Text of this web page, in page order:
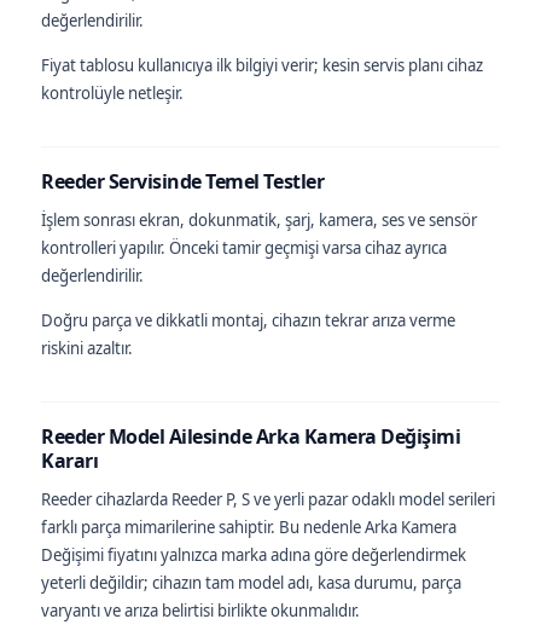
değerlendirilir.
Fiyat tablosu kullanıcıya ilk bilgiyi verir; kesin servis planı cihaz
kontrolüyle netleşir.
Reeder Servisinde Temel Testler
İşlem sonrası ekran, dokunmatik, şarj, kamera, ses ve sensör
kontrolleri yapılır. Önceki tamir geçmişi varsa cihaz ayrıca
değerlendirilir.
Doğru parça ve dikkatli montaj, cihazın tekrar arıza verme
riskini azaltır.
Reeder Model Ailesinde Arka Kamera Değişimi
Kararı
Reeder cihazlarda Reeder P, S ve yerli pazar odaklı model serileri
farklı parça mimarilerine sahiptir. Bu nedenle Arka Kamera
Değişimi fiyatını yalnızca marka adına göre değerlendirmek
yeterli değildir; cihazın tam model adı, kasa durumu, parça
varyantı ve arıza belirtisi birlikte okunmalıdır.